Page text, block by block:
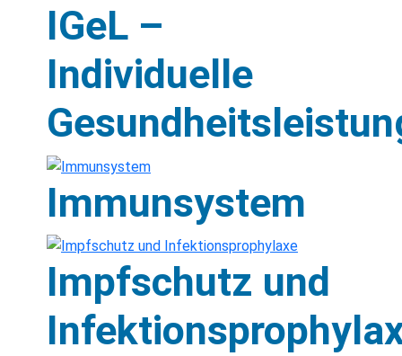
IGeL –
Individuelle
Immunsystem
Impfschutz und